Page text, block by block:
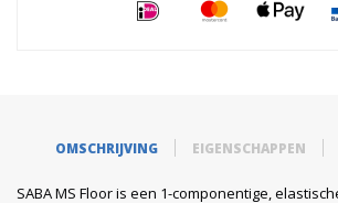
OMSCHRIJVING EIGENSCHAPPEN
SABA MS Floor is een 1-componentige,